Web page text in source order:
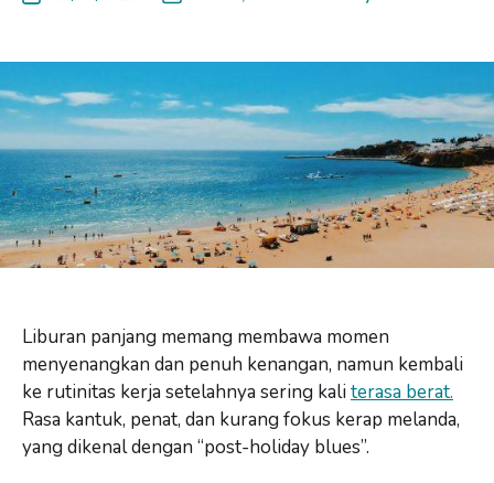
Liburan panjang memang membawa momen
menyenangkan dan penuh kenangan, namun kembali
ke rutinitas kerja setelahnya sering kaliterasa berat.
Rasa kantuk, penat, dan kurang fokus kerap melanda,
yang dikenal dengan “post-holiday blues”.